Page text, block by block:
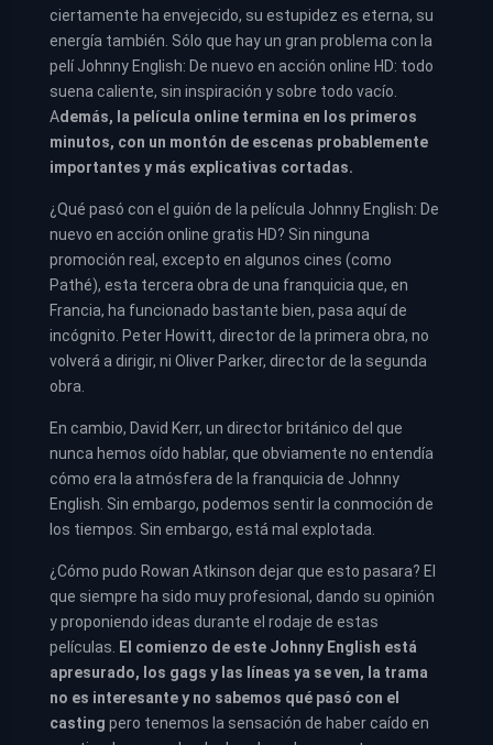
ciertamente ha envejecido, su estupidez es eterna, su
energía también. Sólo que hay un gran problema con la
pelí Johnny English: De nuevo en acción online HD: todo
suena caliente, sin inspiración y sobre todo vacío.
Además, la película online termina en los primeros
minutos, con un montón de escenas probablemente
importantes y más explicativas cortadas.
¿Qué pasó con el guión de la película Johnny English: De
nuevo en acción online gratis HD? Sin ninguna
promoción real, excepto en algunos cines (como
Pathé), esta tercera obra de una franquicia que, en
Francia, ha funcionado bastante bien, pasa aquí de
incógnito. Peter Howitt, director de la primera obra, no
volverá a dirigir, ni Oliver Parker, director de la segunda
obra.
En cambio, David Kerr, un director británico del que
nunca hemos oído hablar, que obviamente no entendía
cómo era la atmósfera de la franquicia de Johnny
English. Sin embargo, podemos sentir la conmoción de
los tiempos. Sin embargo, está mal explotada.
¿Cómo pudo Rowan Atkinson dejar que esto pasara? El
que siempre ha sido muy profesional, dando su opinión
y proponiendo ideas durante el rodaje de estas
películas.
El comienzo de este Johnny English está
apresurado, los gags y las líneas ya se ven, la trama
no es interesante y no sabemos qué pasó con el
casting pero tenemos la sensación de haber caído en